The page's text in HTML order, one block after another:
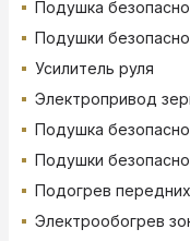
Подушка
Подушки
Усилитель руля
Электропривод
Подушка
Подушки
Подогрев
Электрообогрев